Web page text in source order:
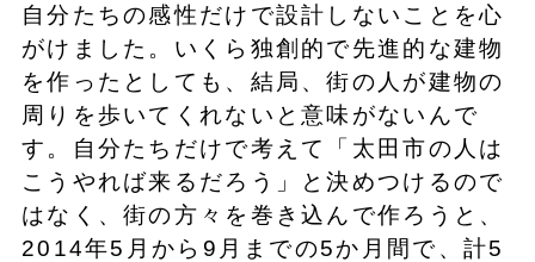
自分たちの感性だけで設計しないことを心
がけました。いくら独創的で先進的な建物
を作ったとしても、結局、街の人が建物の
周りを歩いてくれないと意味がないんで
す。自分たちだけで考えて「太田市の人は
こうやれば来るだろう」と決めつけるので
はなく、街の方々を巻き込んで作ろうと、
2014年5月から9月までの5か月間で、計5